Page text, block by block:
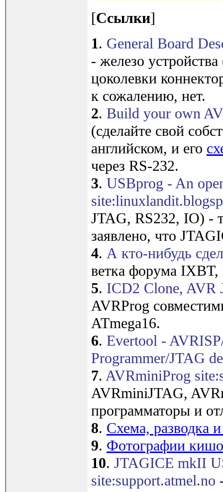
[Ссылки]
1. General Board
- железо
цоколевки
к сожалению, нет.
2. Build your own
(сделайте свой
английском, и его
через RS-232.
3. USBprog - An
JTAG, RS232, IO) -
заявлено, что
4. А кто-нибудь
ветка форума
5. ICD2 Clone, AVR
AVRProg
ATmega16.
6. Evertool -
Programmer/JTAG
7. AVRminiProg
AVRminiJTAG,
программаторы и
8. Схема, разводка
9. Фотографии
10. JTAGICE mkII
site:support.atmel.no